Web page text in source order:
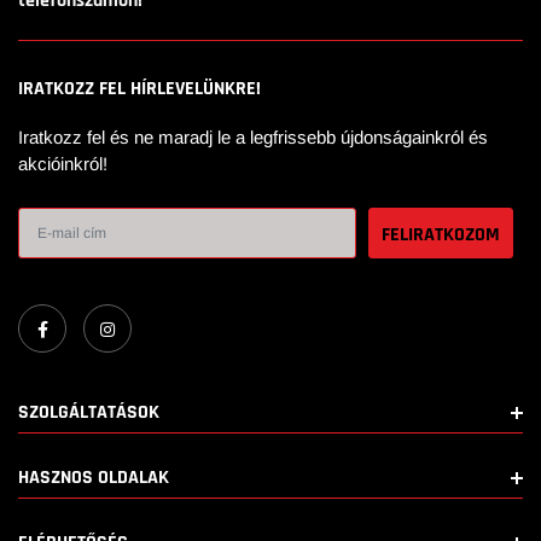
IRATKOZZ FEL HÍRLEVELÜNKRE!
Iratkozz fel és ne maradj le a legfrissebb újdonságainkról és
akcióinkról!
SZOLGÁLTATÁSOK
HASZNOS OLDALAK